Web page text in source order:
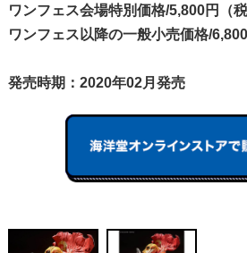
ワンフェス会場特別価格/5,800円（税
ワンフェス以降の一般小売価格/6,800
発売時期：2020年02月発売